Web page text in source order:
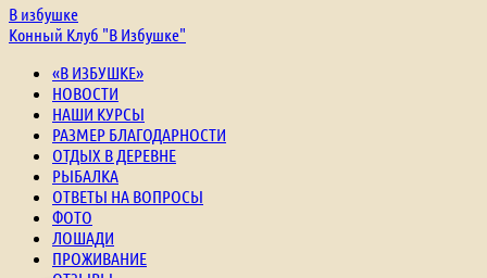
В избушке
Конный Клуб "В Избушке"
«В ИЗБУШКЕ»
НОВОСТИ
НАШИ КУРСЫ
РАЗМЕР БЛАГОДАРНОСТИ
ОТДЫХ В ДЕРЕВНЕ
РЫБАЛКА
ОТВЕТЫ НА ВОПРОСЫ
ФОТО
ЛОШАДИ
ПРОЖИВАНИЕ